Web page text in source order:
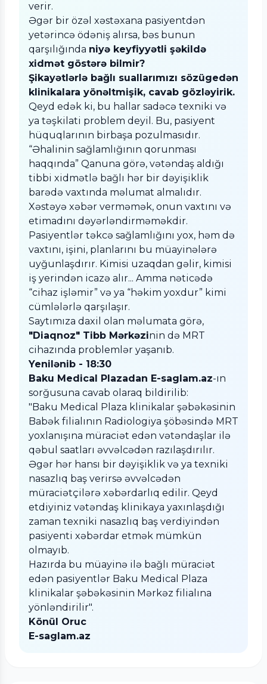
verir.
Əgər bir özəl xəstəxana pasiyentdən
yetərincə ödəniş alırsa, bəs bunun
qarşılığında niyə keyfiyyətli şəkildə
xidmət göstərə bilmir?
Şikayətlərlə bağlı suallarımızı sözügedən
klinikalara yönəltmişik, cavab gözləyirik.
Qeyd edək ki, bu hallar sadəcə texniki və
ya təşkilati problem deyil. Bu, pasiyent
hüquqlarının birbaşa pozulmasıdır.
“Əhalinin sağlamlığının qorunması
haqqında” Qanuna görə, vətəndaş aldığı
tibbi xidmətlə bağlı hər bir dəyişiklik
barədə vaxtında məlumat almalıdır.
Xəstəyə xəbər verməmək, onun vaxtını və
etimadını dəyərləndirməməkdir.
Pasiyentlər təkcə sağlamlığını yox, həm də
vaxtını, işini, planlarını bu müayinələrə
uyğunlaşdırır. Kimisi uzaqdan gəlir, kimisi
iş yerindən icazə alır... Amma nəticədə
“cihaz işləmir” və ya “həkim yoxdur” kimi
cümlələrlə qarşılaşır.
Saytımıza daxil olan məlumata görə,
"Diaqnoz" Tibb Mərkəzinin də MRT
cihazında problemlər yaşanıb.
Yenilənib - 18:30
Baku Medical Plazadan E-saglam.az-ın
sorğusuna cavab olaraq bildirilib:
"Baku Medical Plaza klinikalar şəbəkəsinin
Babək filialının Radiologiya şöbəsində MRT
yoxlanışına müraciət edən vətəndaşlar ilə
qəbul saatları əvvəlcədən razılaşdırılır.
Əgər hər hansı bir dəyişiklik və ya texniki
nasazlıq baş verirsə əvvəlcədən
müraciətçilərə xəbərdarlıq edilir. Qeyd
etdiyiniz vətəndaş klinikaya yaxınlaşdığı
zaman texniki nasazlıq baş verdiyindən
pasiyenti xəbərdar etmək mümkün
olmayıb.
Hazırda bu müayinə ilə bağlı müraciət
edən pasiyentlər Baku Medical Plaza
klinikalar şəbəkəsinin Mərkəz filialına
yönləndirilir".
Könül Oruc
E-saglam.az